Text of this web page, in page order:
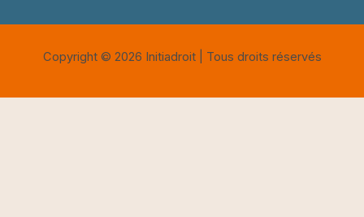
Copyright © 2026 Initiadroit | Tous droits réservés